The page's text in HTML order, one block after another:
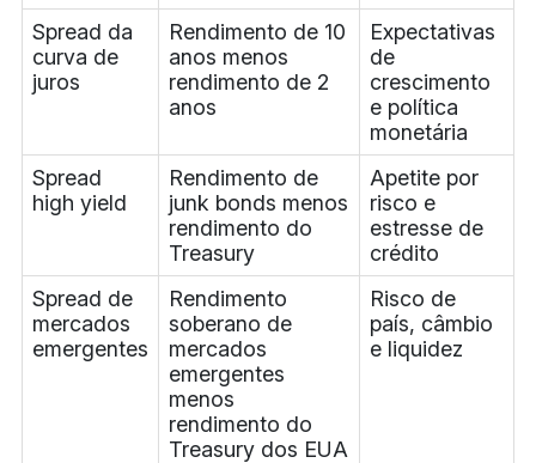
Spread da
curva de
juros
Rendimento de 10
anos menos
rendimento de 2
anos
Expectativas
de
crescimento
e política
monetária
Spread
high yield
Rendimento de
junk bonds menos
rendimento do
Treasury
Apetite por
risco e
estresse de
crédito
Spread de
mercados
emergentes
Rendimento
soberano de
mercados
emergentes
menos
rendimento do
Treasury dos EUA
Risco de
país, câmbio
e liquidez